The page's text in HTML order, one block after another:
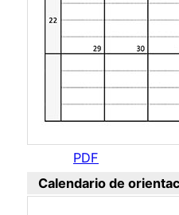
PDF
Calendario de